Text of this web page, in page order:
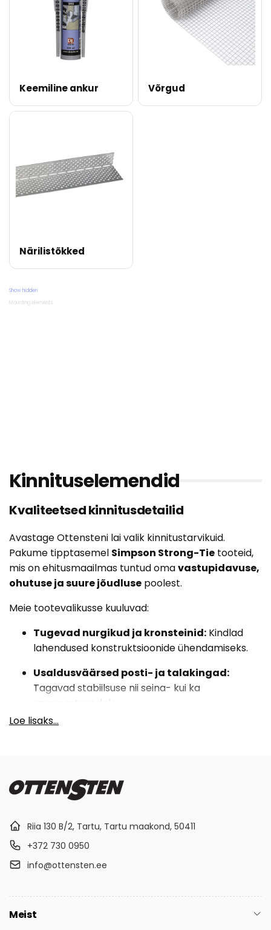
Keemiline ankur Võrgud
Närilistõkked
Show hidden
Mounting elements
Kinnituselemendid
Kvaliteetsed kinnitusdetailid
Avastage Ottensteni lai valik kinnitustarvikuid.
Pakume tipptasemel Simpson Strong-Tie tooteid,
mis on ehitusmaailmas tuntud omavastupidavuse,
ohutuse ja suure jõudluse poolest.
Meie tootevalikusse kuuluvad:
Tugevad nurgikud ja kronsteinid: Kindlad
lahendused konstruktsioonide ühendamiseks.
Usaldusväärsed posti- ja talakingad:
Tagavad stabiilsuse nii seina- kui ka
sammastugedele.
Täppisreguleerimisega kiilud ja plokid:
ankurdussegud nõudlikeks kinnitusteks.
süsteemid puitkonstruktsioonide esteetiliseks
Reguleeritavad terrassijalad:
välistingimustes kasutamiseks.
Ehitatud kestma. Ekspertide poolt valitud.
Loe lisaks...
Riia 130 B/2, Tartu, Tartu maakond, 50411
+372 730 0950
info@ottensten.ee
Meist